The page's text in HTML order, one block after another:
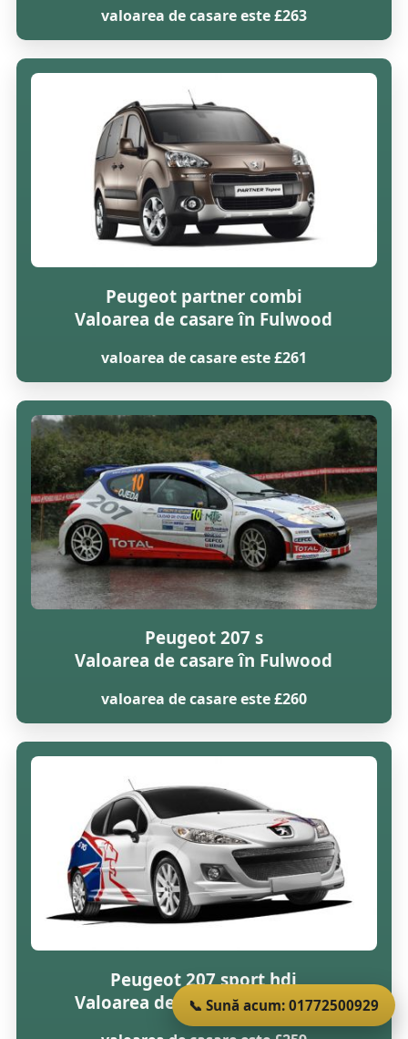
valoarea de casare este £263
Peugeot partner combi
Valoarea de casare în Fulwood
valoarea de casare este £261
Peugeot 207 s
Valoarea de casare în Fulwood
valoarea de casare este £260
Peugeot 207 sport hdi
Valoarea de casare în Fulwood
📞 Sună acum: 01772500929